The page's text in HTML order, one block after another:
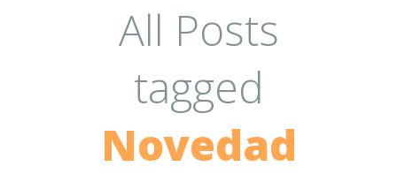
All Posts
tagged
Novedad